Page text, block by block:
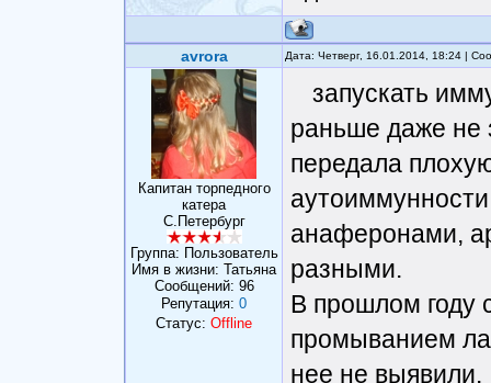
avrora Дата: Четверг, 16.01.2014, 18:24 |
Капитан торпедного
катера
С.Петербург
Группа: Пользователь
Имя в жизни: Татьяна
Сообщений: 96
Репутация: 0
Статус: Offline
запускать
раньше даже не
передала
анаферонами,
разными.
В прошлом году
промыванием
нее не выявили.